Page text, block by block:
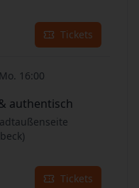
Tickets
Mo. 16:00
authentisch
Tickets